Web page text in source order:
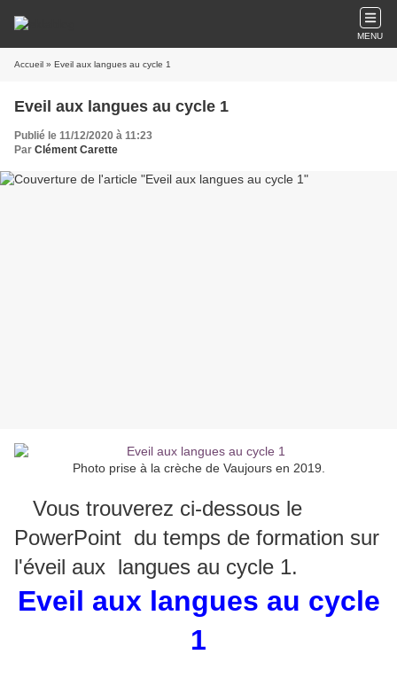
MENU
Accueil » Eveil aux langues au cycle 1
Eveil aux langues au cycle 1
Publié le 11/12/2020 à 11:23
Par Clément Carette
Photo prise à la crèche de Vaujours en 2019.
Vous trouverez ci-dessous le
PowerPoint du temps de formation sur
l'éveil aux langues au cycle 1.
Eveil aux langues au cycle
1